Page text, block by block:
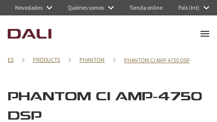
Novedades Quiénes somos Tienda online País (Int)
ES PRODUCTS PHANTOM PHANTOM CI AMP 4750 DSP
PHANTOM CI AMP-4750
DSP